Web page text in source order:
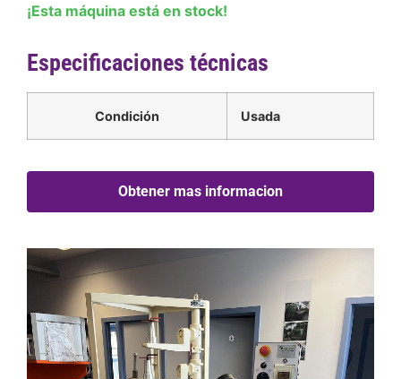
¡Esta máquina está en stock!
Especificaciones técnicas
Condición Usada
Obtener mas informacion